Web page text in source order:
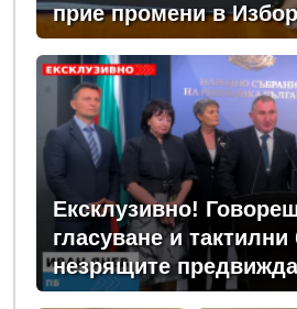
прие промени в
Ексклузивно!
гласуване и
незрящите
изборни правила!